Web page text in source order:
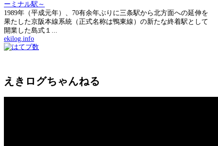
ーミナル駅～
1989年（平成元年）、70有余年ぶりに三条駅から北方面への延伸を
果たした京阪本線系統（正式名称は鴨東線）の新たな終着駅として
開業した島式１...
ekilog.info
えきログちゃんねる